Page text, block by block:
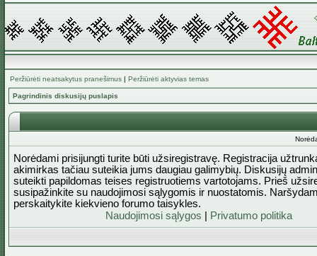
Peržiūrėti neatsakytus pranešimus | Peržiūrėti aktyvias temas
Pagrindinis diskusijų puslapis
Norėdami prisijungti turite būti užsiregistravę. Registracija
akimirkas tačiau suteikia jums daugiau galimybių. Diskusijų
suteikti papildomas teises registruotiems vartotojams. Prieš
susipažinkite su naudojimosi sąlygomis ir nuostatomis.
perskaitykite kiekvieno forumo taisykles.
Naudojimosi sąlygos
Privatumo politika